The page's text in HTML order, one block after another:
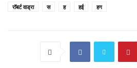
रॉबर्ट वाड्रा स ह हई हग